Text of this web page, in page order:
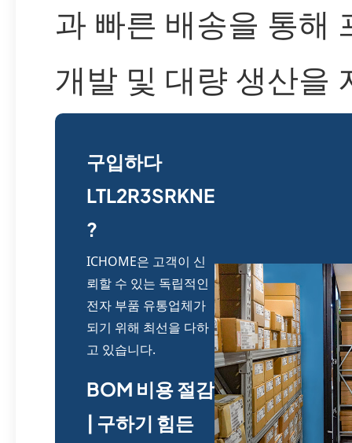
과 빠른 배송을 통해
개발 및 대량 생산을
구입하다
LTL2R3SRKNE
?
ICHOME은 고객이 신
뢰할 수 있는 독립적인
전자 부품 유통업체가
되기 위해 최선을 다하
고 있습니다.
BOM 비용 절감
| 구하기 힘든